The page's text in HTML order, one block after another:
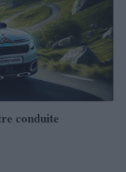
conduite